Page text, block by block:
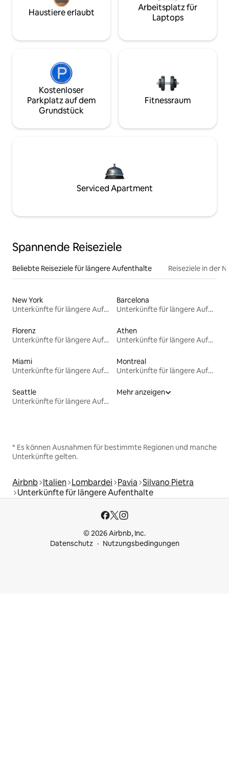
Haustiere erlaubt
Arbeitsplatz für
Laptops
Kostenloser
Parkplatz auf dem
Grundstück
Fitnessraum
Serviced Apartment
Spannende Reiseziele
Beliebte Reiseziele für längere Aufenthalte Reiseziele in der
New York
Unterkünfte für längere Aufenthalte
Barcelona
Unterkünfte für längere Aufenthalte
Florenz
Unterkünfte für längere Aufenthalte
Athen
Unterkünfte für längere Aufenthalte
Miami
Unterkünfte für längere Aufenthalte
Montreal
Unterkünfte für längere Aufenthalte
Seattle
Unterkünfte für längere Aufenthalte
Mehr anzeigen
* Es können Ausnahmen für bestimmte Regionen und manche
Unterkünfte gelten.
Airbnb Italien Lombardei Pavia Silvano Pietra
Unterkünfte für längere Aufenthalte
© 2026 Airbnb, Inc.
Datenschutz
Nutzungsbedingungen